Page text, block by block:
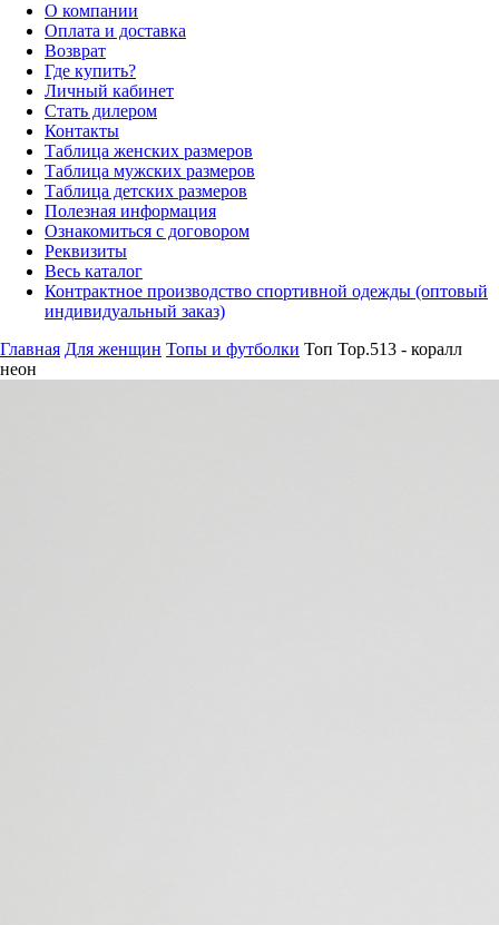
О компании
Оплата и доставка
Возврат
Где купить?
Личный кабинет
Стать дилером
Контакты
Таблица женских размеров
Таблица мужских размеров
Таблица детских размеров
Полезная информация
Ознакомиться с договором
Реквизиты
Весь каталог
Контрактное производство спортивной одежды (оптовый
индивидуальный заказ)
Главная Для женщин Топы и футболки Топ Top.513 - коралл
неон